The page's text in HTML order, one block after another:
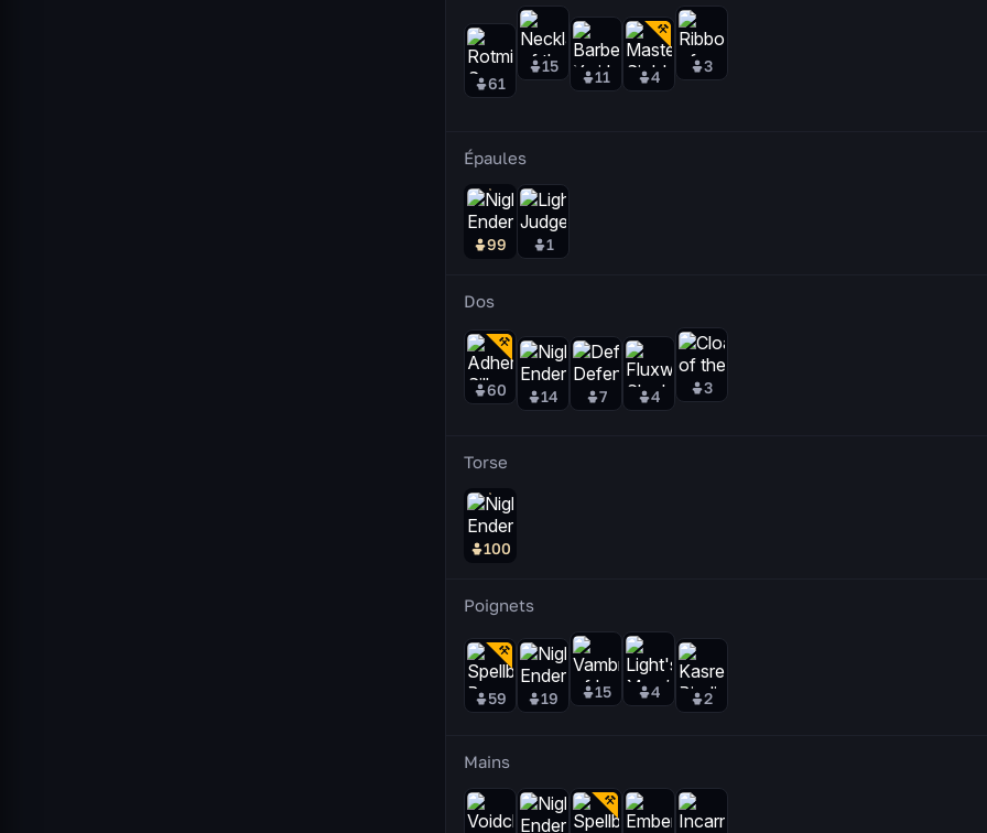
61
15
11 4
3
Épaules
99 1
Dos
60 14 7 4 3
Torse
100
Poignets
59 19 15 4 2
Mains